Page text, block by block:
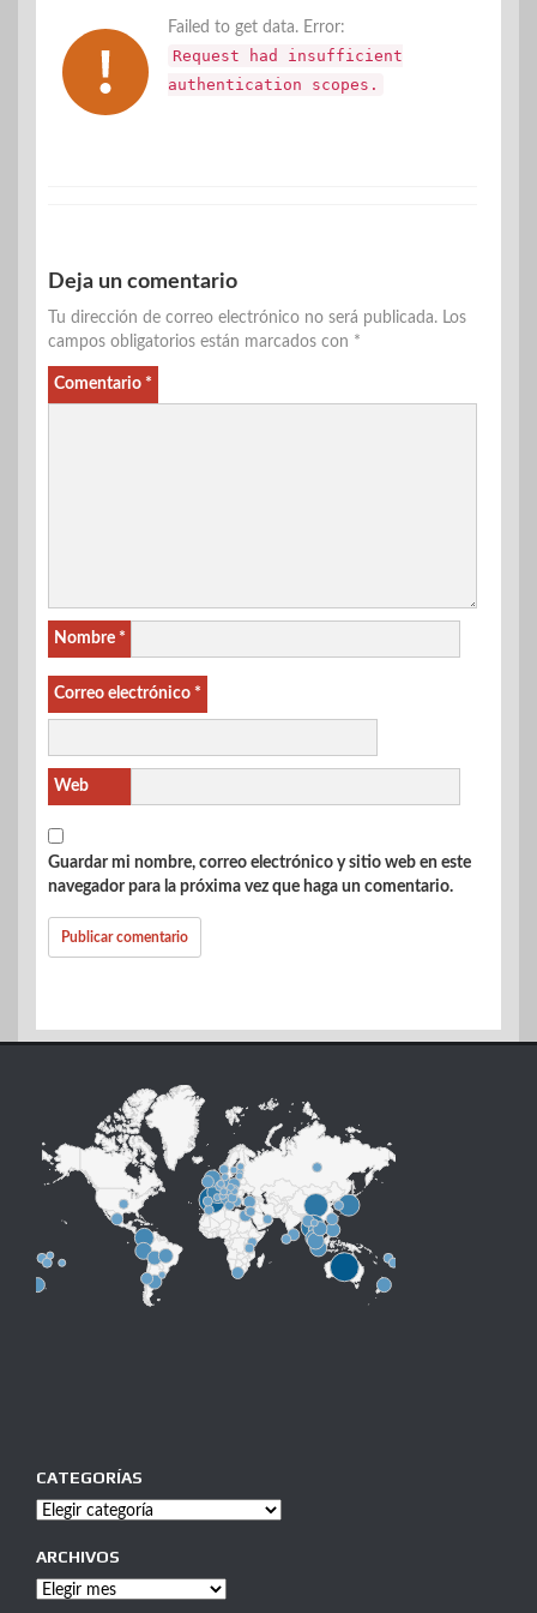
Failed to get data. Error:
Request had insufficient
authentication scopes.
Deja un comentario
Tu dirección de correo electrónico no será publicada. Los
campos obligatorios están marcados con *
Comentario *
Nombre *
Correo electrónico *
Web
Guardar mi nombre, correo electrónico y sitio web en este
navegador para la próxima vez que haga un comentario.
CATEGORÍAS
Categorías
ARCHIVOS
Archivos